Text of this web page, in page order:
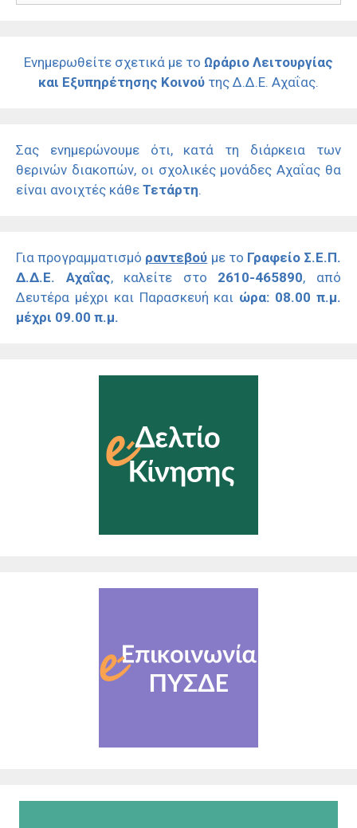
Ενημερωθείτε σχετικά με το Ωράριο Λειτουργίας
και Εξυπηρέτησης Κοινού της Δ.Δ.Ε. Αχαΐας.
Σας ενημερώνουμε ότι, κατά τη διάρκεια των
θερινών διακοπών, οι σχολικές μονάδες Αχαΐας θα
είναι ανοιχτές κάθε Τετάρτη.
Για προγραμματισμό ραντεβού με το Γραφείο Σ.Ε.Π.
Δ.Δ.Ε. Αχαΐας, καλείτε στο 2610-465890, από
Δευτέρα μέχρι και Παρασκευή και ώρα: 08.00 π.μ.
μέχρι 09.00 π.μ.